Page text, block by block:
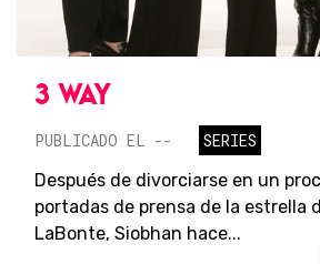
3 WAY
PUBLICADO EL --
SERIES
Después de divorciarse en un
portadas de prensa de la estrella
LaBonte, Siobhan hace...